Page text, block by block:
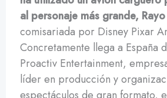
al personaje más grande,
comisariada por Disney Pixar
Concretamente llega a España
Proactiv Entertainment,
líder en producción y